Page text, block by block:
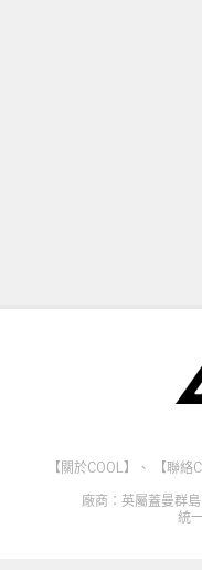
【關於COOL】 、 【聯絡
廠商：英屬蓋曼群
統